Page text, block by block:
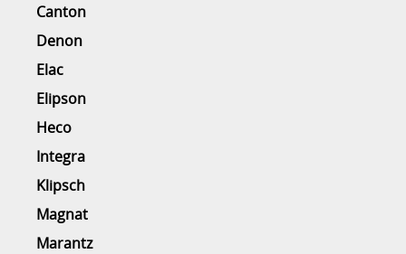
Canton
Denon
Elac
Elipson
Heco
Integra
Klipsch
Magnat
Marantz